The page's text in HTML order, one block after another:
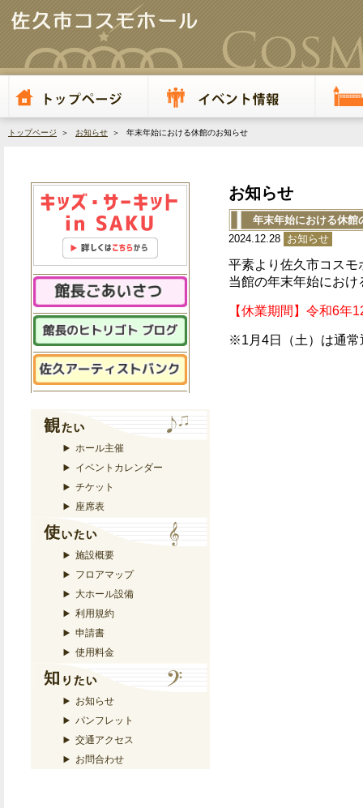
トップページ ＞ お知らせ ＞ 年末年始における休館のお知らせ
ホール主催
イベントカレンダー
チケット
座席表
施設概要
フロアマップ
大ホール設備
利用規約
申請書
使用料金
お知らせ
パンフレット
交通アクセス
お問合わせ
お知らせ
年末年始における休館
2024.12.28 お知らせ
平素より佐久市コス
当館の年末年始にお
【休業期間】令和6年
※1月4日（土）は通常